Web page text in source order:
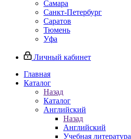
Самара
Санкт-Петербург
Саратов
Тюмень
Уфа
Личный кабинет
Главная
Каталог
Назад
Каталог
Английский
Назад
Английский
Учебная литература